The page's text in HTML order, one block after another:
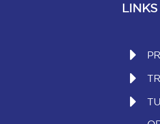
LINKS